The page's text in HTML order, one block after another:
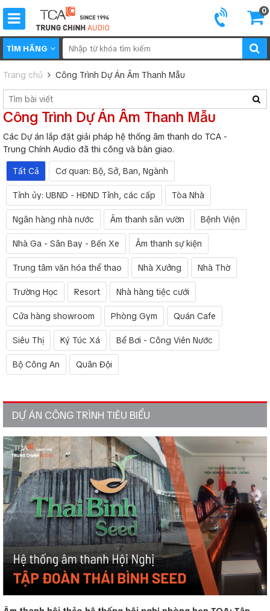
0
TÌM HÃNG
Trang chủ Công Trình Dự Án Âm Thanh Mẫu
Công Trình Dự Án Âm Thanh Mẫu
Các Dự án lắp đặt giải pháp hệ thống âm thanh do TCA -
Trung Chính Audio đã thi công và bàn giao.
Tất Cả
Cơ quan: Bộ, Sở, Ban, Ngành
Tỉnh ủy: UBND - HĐND Tỉnh, các cấp Tòa Nhà
Ngân hàng nhà nước Âm thanh sân vườn Bệnh Viện
Nhà Ga - Sân Bay - Bến Xe Âm thanh sự kiện
Trung tâm văn hóa thể thao Nhà Xưởng Nhà Thờ
Trường Học Resort Nhà hàng tiệc cưới
Cửa hàng showroom Phòng Gym Quán Cafe
Siêu Thị Ký Túc Xá Bể Bơi - Công Viên Nước
Bộ Công An Quân Đội
DỰ ÁN CÔNG TRÌNH TIÊU BIỂU